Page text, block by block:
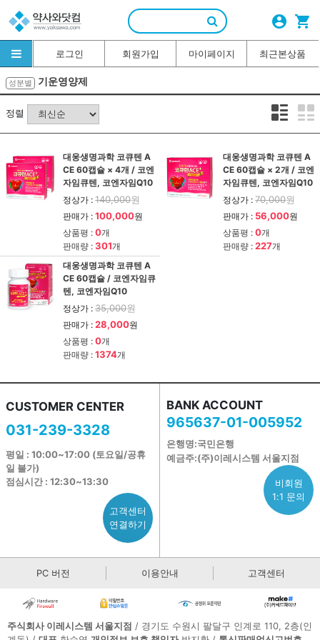
account_circle shopping_cart
로그인 회원가입 마이페이지 최근본상품
성분별 기운영양제
정렬
대웅생명과학 코큐텐 A
CE 60캡슐 × 4개 / 코엔
자임큐텐, 코엔자임Q10
정상가 :140,000원
판매가 :100,000원
상품평 :0개
판매량 :301개
대웅생명과학 코큐텐 A
CE 60캡슐 × 2개 / 코엔
자임큐텐, 코엔자임Q10
정상가 :70,000원
판매가 : 56,000원
상품평 :0개
판매량 :227개
대웅생명과학 코큐텐 A
CE 60캡슐 / 코엔자임큐
텐, 코엔자임Q10
정상가 :35,000원
판매가 :28,000원
상품평 :0개
판매량 :1374개
CUSTOMER CENTER
031-239-3328
평일 : 10:00~17:00 (토요일/공휴
일 불가)
점심시간 : 12:30~13:30
고객센터
연결하기
BANK ACCOUNT
965637-01-005952
은행명:국민은행
예금주:(주)이레시스템 서울지점
비회원
1:1 문의
PC 버전 이용안내 고객센터
주식회사 이레시스템 서울지점 / 경기도 수원시 팔달구 인계로 110, 2층(인